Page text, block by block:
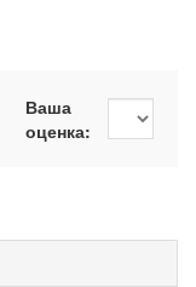
Ваша
оценка: